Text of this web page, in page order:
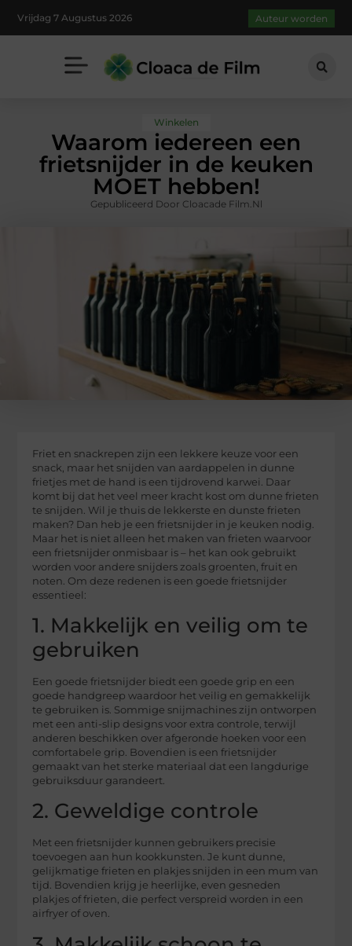
Vrijdag 7 Augustus 2026 Auteur worden
Winkelen
Waarom iedereen een
frietsnijder in de keuken
MOET hebben!
Gepubliceerd Door Cloacade Film.nl
Friet en snackrepen zijn een lekkere keuze voor een
snack, maar het snijden van aardappelen in dunne
frietjes met de hand is een tijdrovend karwei. Daar
komt bij dat het veel meer kracht kost om dunne frieten
te snijden. Wil je thuis de lekkerste en dunste frieten
maken? Dan heb je een frietsnijder in je keuken nodig.
Maar het is niet alleen het maken van frieten waarvoor
een frietsnijder onmisbaar is – het kan ook gebruikt
worden voor andere snijders zoals groenten, fruit en
noten. Om deze redenen is een goede frietsnijder
essentieel:
1. Makkelijk en veilig om te
gebruiken
Een goede frietsnijder biedt een goede grip en een
goede handgreep waardoor het veilig en gemakkelijk
te gebruiken is. Sommige snijmachines zijn ontworpen
met een anti-slip designs voor extra controle, terwijl
anderen beschikken over afgeronde hoeken voor een
comfortabele grip. Bovendien is een frietsnijder
gemaakt van het sterke materiaal dat een langdurige
gebruiksduur garandeert.
2. Geweldige controle
Met een frietsnijder kunnen gebruikers precisie
toevoegen aan hun kookkunsten. Je kunt dunne,
gelijkmatige frieten en plakjes snijden in een mum van
tijd. Bovendien krijg je heerlijke, even gesneden
plakjes of frieten, die perfect verspreid worden in een
airfryer of oven.